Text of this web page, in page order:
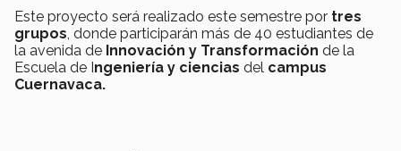
Este proyecto será realizado este semestre por tres
grupos , donde participarán más de 40 estudiantes de
la avenida de Innovación y Transformación de la
Escuela de Ingeniería y ciencias del campus
Cuernavaca.